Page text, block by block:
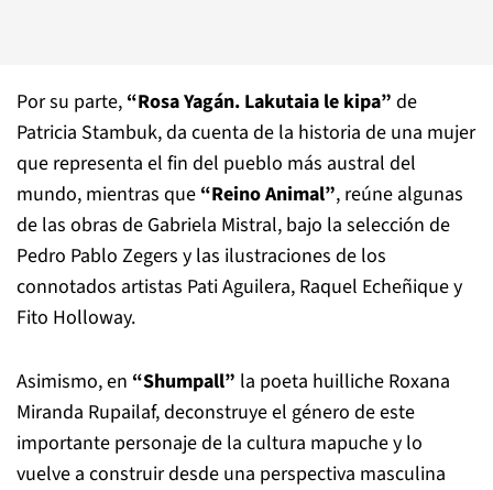
Por su parte, “Rosa Yagán. Lakutaia le kipa” de
Patricia Stambuk, da cuenta de la historia de una mujer
que representa el fin del pueblo más austral del
mundo, mientras que “Reino Animal”, reúne algunas
de las obras de Gabriela Mistral, bajo la selección de
Pedro Pablo Zegers y las ilustraciones de los
connotados artistas Pati Aguilera, Raquel Echeñique y
Fito Holloway.
Asimismo, en “Shumpall” la poeta huilliche Roxana
Miranda Rupailaf, deconstruye el género de este
importante personaje de la cultura mapuche y lo
vuelve a construir desde una perspectiva masculina